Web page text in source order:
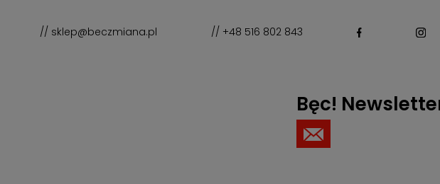
// sklep@beczmiana.pl // +48 516 802 843
Bęc!